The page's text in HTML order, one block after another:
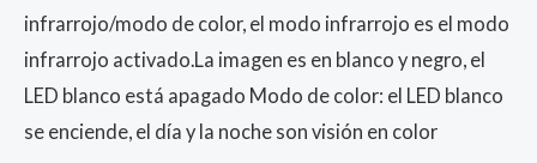
infrarrojo/modo de color, el modo infrarrojo es el modo
infrarrojo activado.La imagen es en blanco y negro, el
LED blanco está apagado Modo de color: el LED blanco
se enciende, el día y la noche son visión en color